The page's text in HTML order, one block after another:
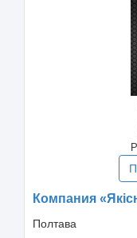
Компания
Полтава